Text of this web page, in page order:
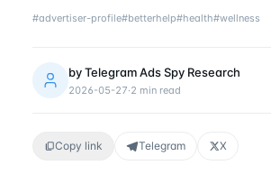
#advertiser-profile#betterhelp#health#wellness
byTelegram Ads Spy Research
2026-05-27·2 min read
Copy link Telegram X